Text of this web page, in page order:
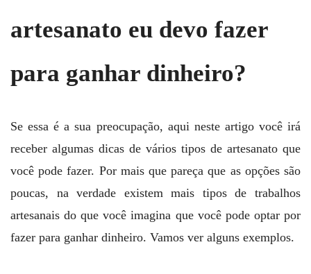
artesanato eu devo fazer
para ganhar dinheiro?
Se essa é a sua preocupação, aqui neste artigo você irá
receber algumas dicas de vários tipos de artesanato que
você pode fazer. Por mais que pareça que as opções são
poucas, na verdade existem mais tipos de trabalhos
artesanais do que você imagina que você pode optar por
fazer para ganhar dinheiro. Vamos ver alguns exemplos.